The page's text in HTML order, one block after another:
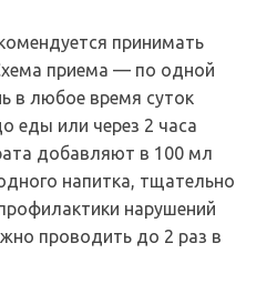
принимать
приема — по одной
в любое время суток
еды или через 2 часа
добавляют в 100 мл
напитка, тщательно
нарушений
проводить до 2 раз в